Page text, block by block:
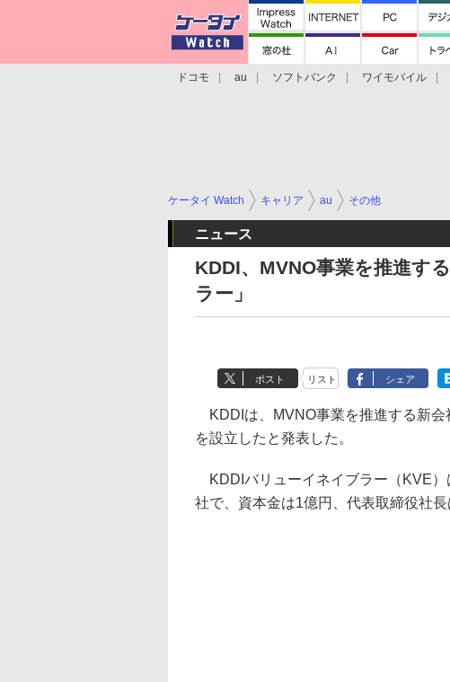
ドコモ au ソフトバンク ワイモバイル
ケータイ Watch キャリア au その他
ニュース
KDDI、MVNO事業を推進す
ラー」
ポスト リスト シェア
KDDIは、MVNO事業を推進する新会
を設立したと発表した。
KDDIバリューイネイブラー（KVE
社で、資本金は1億円、代表取締役社長